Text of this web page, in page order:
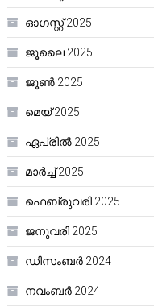
ഓഗസ്റ്റ്‌ 2025
ജൂലൈ 2025
ജൂൺ 2025
മെയ്‌ 2025
ഏപ്രിൽ 2025
മാർച്ച്‌ 2025
ഫെബ്രുവരി 2025
ജനുവരി 2025
ഡിസംബർ 2024
നവംബർ 2024